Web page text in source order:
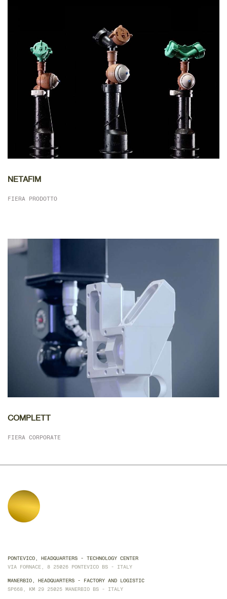
NETAFIM
FIERA PRODOTTO
DETTAGLIO
COMPLETT
FIERA CORPORATE
PONTEVICO, HEADQUARTERS - TECHNOLOGY CENTER
VIA FORNACE, 8 25026 PONTEVICO BS - ITALY
MANERBIO, HEADQUARTERS - FACTORY AND LOGISTIC
SP668, KM 29 25025 MANERBIO BS - ITALY